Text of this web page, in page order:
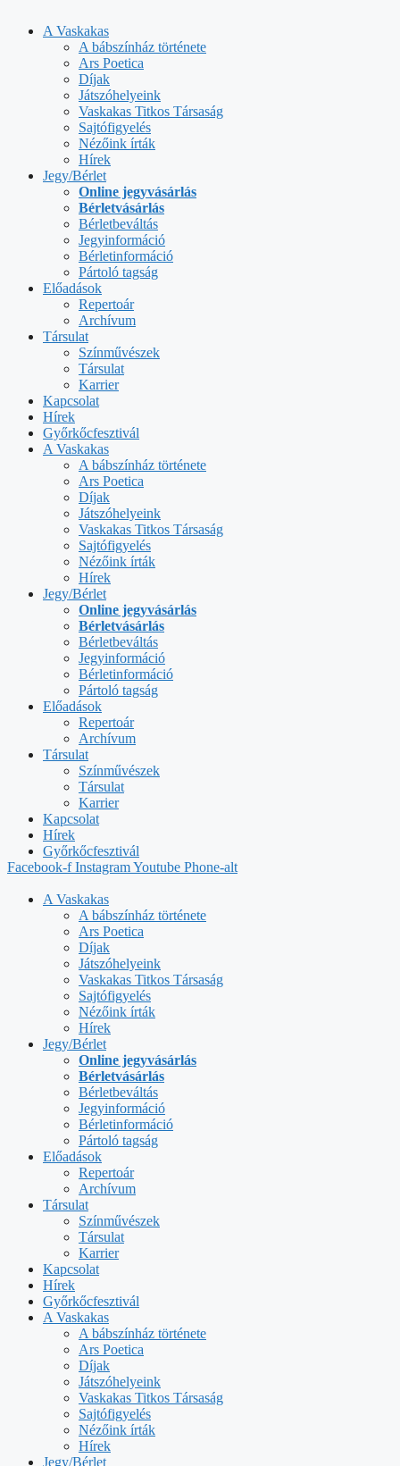
tartalomba
A Vaskakas
A bábszínház története
Ars Poetica
Díjak
Játszóhelyeink
Vaskakas Titkos Társaság
Sajtófigyelés
Nézőink írták
Hírek
Jegy/Bérlet
Online jegyvásárlás
Bérletvásárlás
Bérletbeváltás
Jegyinformáció
Bérletinformáció
Pártoló tagság
Előadások
Repertoár
Archívum
Társulat
Színművészek
Társulat
Karrier
Kapcsolat
Hírek
Győrkőcfesztivál
A Vaskakas
A bábszínház története
Ars Poetica
Díjak
Játszóhelyeink
Vaskakas Titkos Társaság
Sajtófigyelés
Nézőink írták
Hírek
Jegy/Bérlet
Online jegyvásárlás
Bérletvásárlás
Bérletbeváltás
Jegyinformáció
Bérletinformáció
Pártoló tagság
Előadások
Repertoár
Archívum
Társulat
Színművészek
Társulat
Karrier
Kapcsolat
Hírek
Győrkőcfesztivál
Facebook-f InstagramYoutube Phone-alt
A Vaskakas
A bábszínház története
Ars Poetica
Díjak
Játszóhelyeink
Vaskakas Titkos Társaság
Sajtófigyelés
Nézőink írták
Hírek
Jegy/Bérlet
Online jegyvásárlás
Bérletvásárlás
Bérletbeváltás
Jegyinformáció
Bérletinformáció
Pártoló tagság
Előadások
Repertoár
Archívum
Társulat
Színművészek
Társulat
Karrier
Kapcsolat
Hírek
Győrkőcfesztivál
A Vaskakas
A bábszínház története
Ars Poetica
Díjak
Játszóhelyeink
Vaskakas Titkos Társaság
Sajtófigyelés
Nézőink írták
Hírek
Jegy/Bérlet